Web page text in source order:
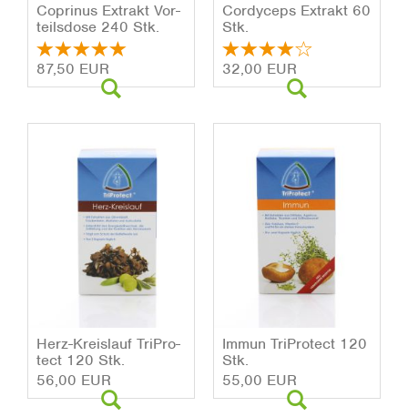
Immun Tri­Pro­tect 120
Stk.
55,00 EUR
Herz-Kreis­lauf Tri­Pro­
tect 120 Stk.
56,00 EUR
Cor­dy­ceps Ex­trakt 60
Stk.
32,00 EUR
Co­pri­nus Ex­trakt Vor­
teils­do­se 240 Stk.
87,50 EUR